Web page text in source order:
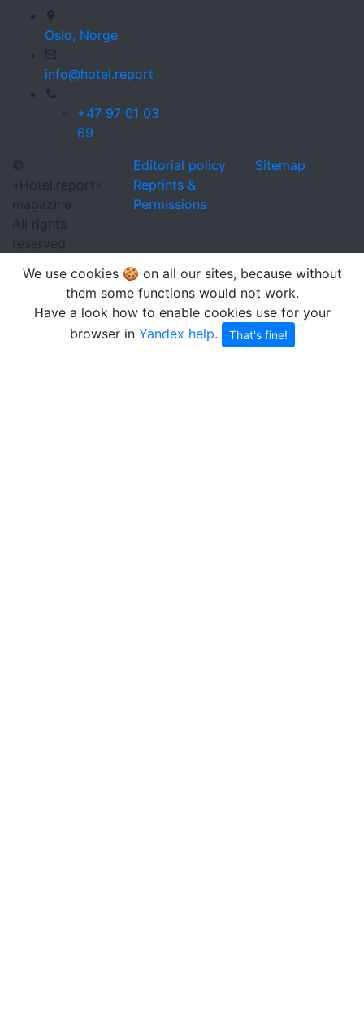
Oslo, Norge
info@hotel.report
+47 97 01 03
69
©
«Hotel.report»
magazine
All rights
reserved
Editorial policy
Reprints &
Permissions
Sitemap
We use cookies 🍪 on all our sites, because without
them some functions would not work.
Have a look how to enable cookies use for your
browser in Yandex help. That's fine!